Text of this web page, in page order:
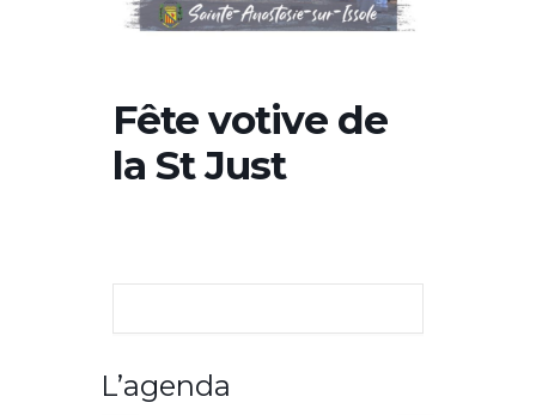
Fête votive de
la St Just
L’agenda